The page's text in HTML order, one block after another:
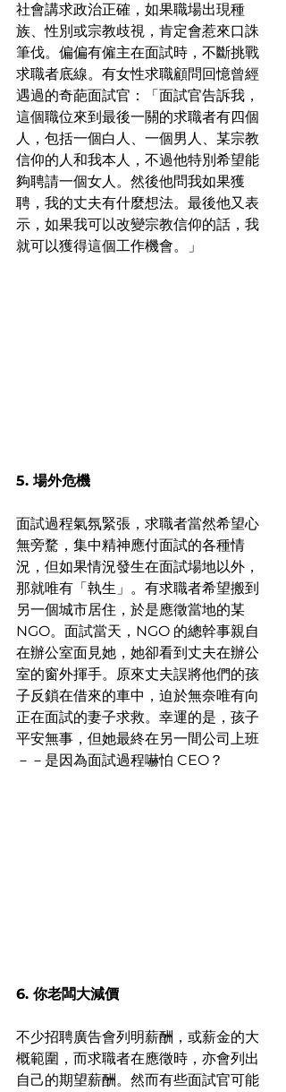
社會講求政治正確，如果職場出現種
族、性別或宗教歧視，肯定會惹來口誅
筆伐。偏偏有僱主在面試時，不斷挑戰
求職者底線。有女性求職顧問回憶曾經
遇過的奇葩面試官：「面試官告訴我，
這個職位來到最後一關的求職者有四個
人，包括一個白人、一個男人、某宗教
信仰的人和我本人，不過他特別希望能
夠聘請一個女人。然後他問我如果獲
聘，我的丈夫有什麼想法。最後他又表
示，如果我可以改變宗教信仰的話，我
就可以獲得這個工作機會。」
5. 場外危機
面試過程氣氛緊張，求職者當然希望心
無旁騖，集中精神應付面試的各種情
況，但如果情況發生在面試場地以外，
那就唯有「執生」。有求職者希望搬到
另一個城市居住，於是應徵當地的某
NGO。面試當天，NGO 的總幹事親自
在辦公室面見她，她卻看到丈夫在辦公
室的窗外揮手。原來丈夫誤將他們的孩
子反鎖在借來的車中，迫於無奈唯有向
正在面試的妻子求救。幸運的是，孩子
平安無事，但她最終在另一間公司上班
－－是因為面試過程嚇怕 CEO？
6. 你老闆大減價
不少招聘廣告會列明薪酬，或薪金的大
概範圍，而求職者在應徵時，亦會列出
自己的期望薪酬。然而有些面試官可能